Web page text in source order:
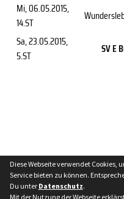
Mi, 06.05.2015,
14.ST
Sa, 23.05.2015,
5.ST
SV E
Diese Webseite verwendet Cookies,
Service bieten zu können.
Du unter Datenschutz.
Mit der Nutzung der Webseite